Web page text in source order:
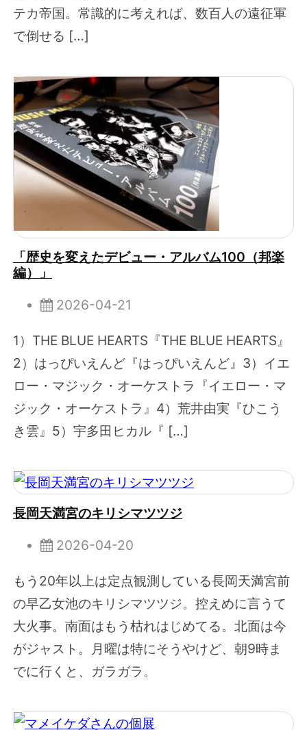
テカ帝国。常識的に考えれば、数百人の遠征軍
で倒せる […]
「歴史を変えたデビュー・アルバム100（邦楽
編）」
2026-04-21
1）THE BLUE HEARTS『THE BLUE HEARTS』
2）はっぴいえんど『はっぴいえんど』3）イエ
ロー・マジック・オーケストラ『イエロー・マ
ジック・オーケストラ』4）荒井由実『ひこう
き雲』5）宇多田ヒカル『 […]
長岡天満宮のキリシマツツジ
2026-04-20
もう20年以上は定点観測している長岡天満宮前
の早乙女池のキリシマツツジ。控えめに言うて
大火事。南面はもう枯れはじめてる。北面は今
がジャスト。月曜は特にそうやけど、朝9時ま
でに行くと、ガラガラ。